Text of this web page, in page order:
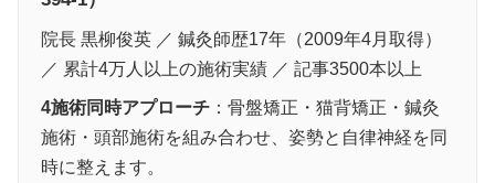
院長 黒柳俊英 ／ 鍼灸師歴17年（2009年4月取得）
／ 累計4万人以上の施術実績 ／ 記事3500本以上
4施術同時アプローチ ：骨盤矯正・猫背矯正・鍼灸
施術・頭部施術を組み合わせ、姿勢と自律神経を同
時に整えます。